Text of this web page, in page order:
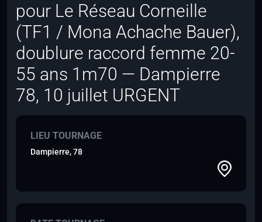
pour Le Réseau Corneille
(TF1 / Mona Achache Bauer),
doublure raccord femme 20-
55 ans 1m70 — Dampierre
78, 10 juillet URGENT
LIEU TOURNAGE
Dampierre, 78